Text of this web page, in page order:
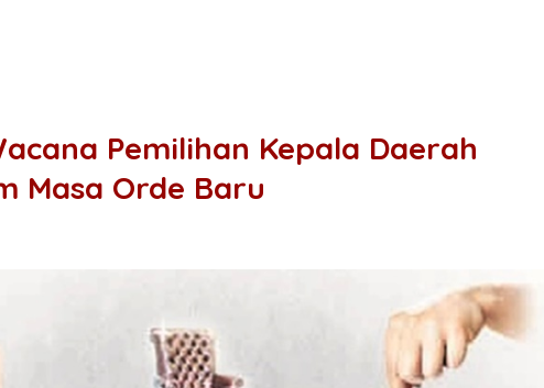
Pemilihan Kepala Daerah
Masa Orde Baru